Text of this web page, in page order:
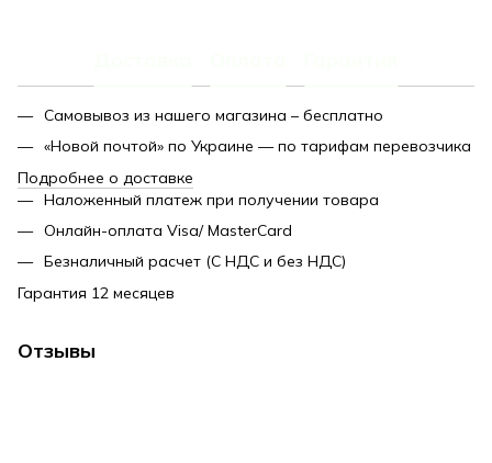
Самовывоз из нашего магазина – бесплатно
«Новой почтой» по Украине — по тарифам перевозчика
Подробнее о доставке
Наложенный платеж при получении товара
Онлайн-оплата Visa/ MasterCard
Безналичный расчет (С НДС и без НДС)
Гарантия 12 месяцев
Отзывы